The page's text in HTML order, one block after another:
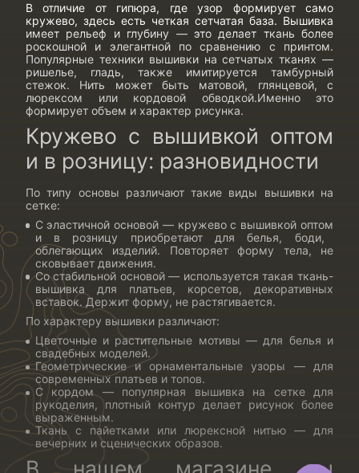
В отличие от гипюра, где узор формирует само
кружево, здесь есть четкая сетчатая база. Вышивка
имеет рельеф и глубину — это делает ткань более
роскошной и элегантной по сравнению с принтом.
Популярные техники вышивки на сетчатых тканях —
ришелье, гладь, также имитируется тамбурный
стежок. Нить может быть матовой, глянцевой, с
люрексом или кордовой обводкой.Именно это
формирует объем и характер рисунка.
Кружево с вышивкой оптом
и в розницу: разновидности
По типу основы различают такие виды вышивки на
сетке:
С эластичной основой — кружево с вышивкой оптом
и в розницу приобретают для белья, боди,
облегающих изделий. Повторяет форму тела, не
сковывает движения.
Со стабильной основой — используется такая ткань-
вышивка для платьев, корсетов, декоративных
вставок. Держит форму, не растягивается.
По характеру вышивки различают:
Цветочные и растительные мотивы — для белья и
свадебных моделей.
Геометрические и орнаментальные узоры — для
современных платьев и топов.
С кордом — популярная вышивка на сетке для
рукоделия, плотный контур делает рисунок более
выраженным.
Ткань с пайетками или люрексной нитью — для
вечерних и сценических образов.